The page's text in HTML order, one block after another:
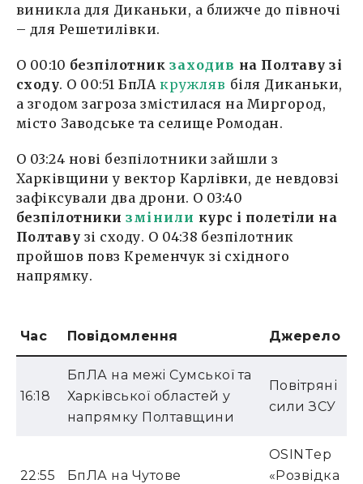
виникла для Диканьки, а ближче до півночі
– для Решетилівки.
О 00:10 безпілотник заходив на Полтаву зі
сходу. О 00:51 БпЛА кружляв біля Диканьки,
а згодом загроза змістилася на Миргород,
місто Заводське та селище Ромодан.
О 03:24 нові безпілотники зайшли з
Харківщини у вектор Карлівки, де невдовзі
зафіксували два дрони. О 03:40
безпілотникизмі нили курс і полетіли на
Полтаву зі сходу. О 04:38 безпілотник
пройшов повз Кременчук зі східного
напрямку.
Час Повідомлення Джерело
16:18
БпЛА на межі Сумської та
Харківської областей у
напрямку Полтавщини
Повітряні
сили ЗСУ
22:55 БпЛА на Чутове
OSINTер
«Розвідка